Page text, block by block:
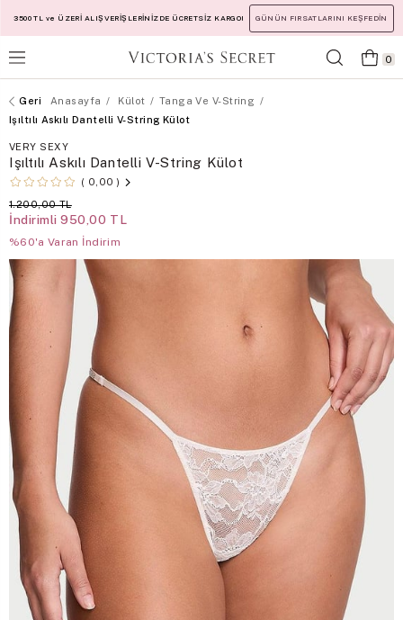
3500 TL ve ÜZERİ ALIŞVERİŞLERİNİZDE ÜCRETSİZ KARGO! GÜNÜN FIRSATLARINI KEŞFEDİN
0
Anasayfa Külot
Tanga Ve V-String
Işıltılı Askılı Dantelli V-String Külot
VERY SEXY
Işıltılı Askılı Dantelli V-String Külot
0,00
1.200,00 TL
İndirimli 950,00 TL
%60'a Varan İndirim